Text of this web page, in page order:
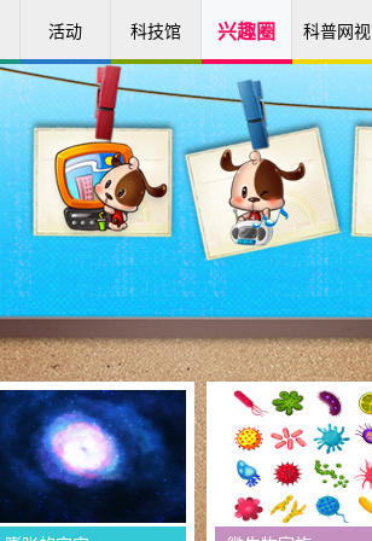
活动 科技馆 兴趣圈 科普网视